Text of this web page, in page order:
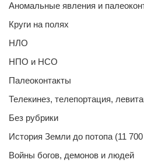
Аномальные явления и
Круги на полях
НЛО
НПО и НСО
Палеоконтакты
Телекинез, телепортация,
Без рубрики
История Земли до потопа (11
Войны богов, демонов и людей